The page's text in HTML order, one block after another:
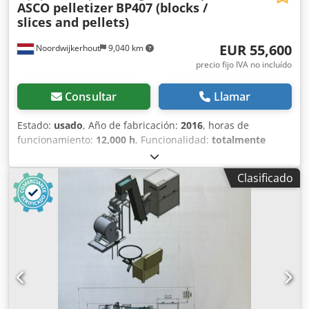
Noordwijkerhout 9,040 km
ASCO pelletizer BP407 (blocks /
slices and pellets)
EUR 55,600
precio fijo IVA no incluído
Consultar Llamar
Estado: usado, Año de fabricación: 2016, horas de
funcionamiento: 12,000 h, Funcionalidad: totalmente
, El último servicio por parte de Asco se realizó en
diciembre de 2016 a las 12.032 horas de uso. Tras dicho
servicio, el sistema sólo funcionó 603 horas adicionales
porque se invirtió en una línea de producción
completamente nueva. En total, la máquina ha trabajado
12.635 horas (12.032 h último servicio + 603 h adicionales).
•⁠ La máquina incluye toda la documentación, incluidos
manuales técnicos e informes de servicio. •⁠ La bomba y el
cilindro también han sido sustituidos. La máquina
automática de hielo seco ASCO produce bloques en
distintos grosores y dos tipos diferentes de pellets (3 mm y
Clasificado